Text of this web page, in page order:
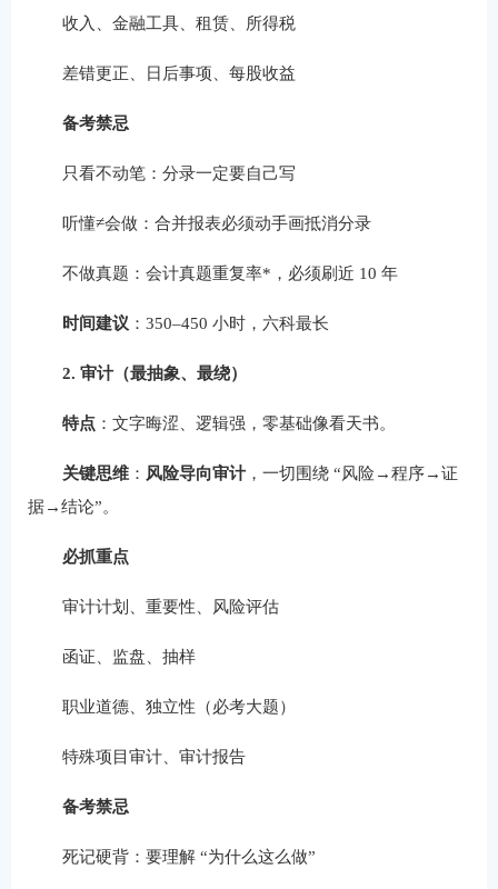
收入、金融工具、租赁、所得税
差错更正、日后事项、每股收益
备考禁忌
只看不动笔：分录一定要自己写
听懂≠会做：合并报表必须动手画抵消分录
不做真题：会计真题重复率*，必须刷近 10 年
时间建议 ：350–450 小时，六科最长
2. 审计（最抽象、最绕）
特点：文字晦涩、逻辑强，零基础像看天书。
关键思维： 风险导向审计，一切围绕 “风险→程序→证
据→结论”。
必抓重点
审计计划、重要性、风险评估
函证、监盘、抽样
职业道德、独立性（必考大题）
特殊项目审计、审计报告
备考禁忌
死记硬背：要理解 “为什么这么做”